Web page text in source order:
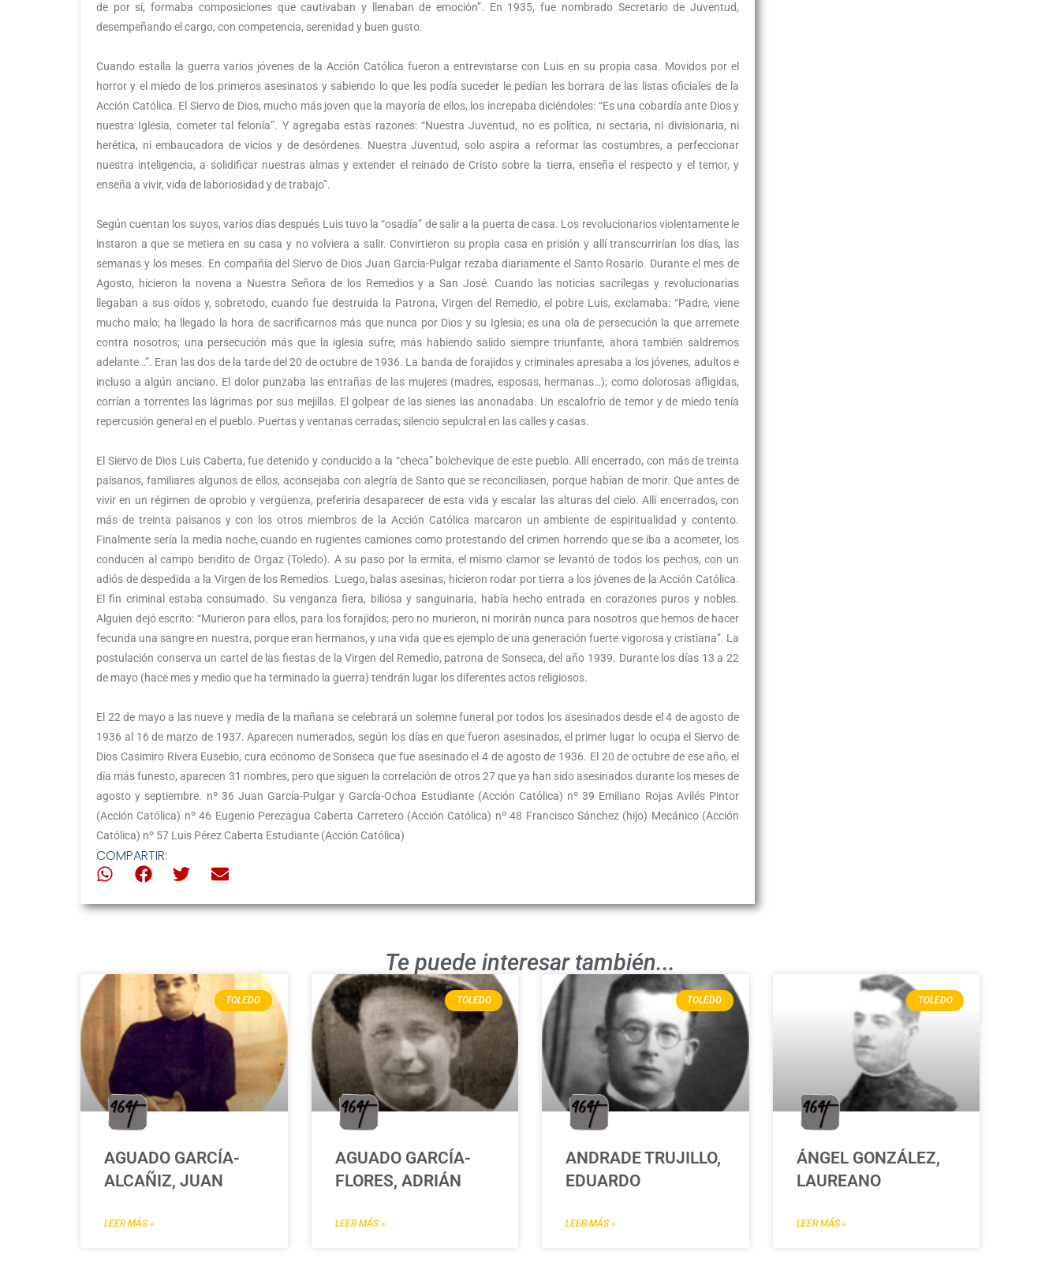
de por sí, formaba composiciones que cautivaban y llenaban de emoción”. En 1935, fue nombrado Secretario de Juventud,
desempeñando el cargo, con competencia, serenidad y buen gusto.
Cuando estalla la guerra varios jóvenes de la Acción Católica fueron a entrevistarse con Luis en su propia casa. Movidos por el
horror y el miedo de los primeros asesinatos y sabiendo lo que les podía suceder le pedían les borrara de las listas oficiales de la
Acción Católica. El Siervo de Dios, mucho más joven que la mayoría de ellos, los increpaba diciéndoles: “Es una cobardía ante Dios y
nuestra Iglesia, cometer tal felonía”. Y agregaba estas razones: “Nuestra Juventud, no es política, ni sectaria, ni divisionaria, ni
herética, ni embaucadora de vicios y de desórdenes. Nuestra Juventud, solo aspira a reformar las costumbres, a perfeccionar
nuestra inteligencia, a solidificar nuestras almas y extender el reinado de Cristo sobre la tierra, enseña el respecto y el temor, y
enseña a vivir, vida de laboriosidad y de trabajo”.
Según cuentan los suyos, varios días después Luis tuvo la “osadía” de salir a la puerta de casa. Los revolucionarios violentamente le
instaron a que se metiera en su casa y no volviera a salir. Convirtieron su propia casa en prisión y allí transcurrirían los días, las
semanas y los meses. En compañía del Siervo de Dios Juan García-Pulgar rezaba diariamente el Santo Rosario. Durante el mes de
Agosto, hicieron la novena a Nuestra Señora de los Remedios y a San José. Cuando las noticias sacrílegas y revolucionarias
llegaban a sus oídos y, sobretodo, cuando fue destruida la Patrona, Virgen del Remedio, el pobre Luis, exclamaba: “Padre, viene
mucho malo; ha llegado la hora de sacrificarnos más que nunca por Dios y su Iglesia; es una ola de persecución la que arremete
contra nosotros; una persecución más que la iglesia sufre; más habiendo salido siempre triunfante, ahora también saldremos
adelante…”. Eran las dos de la tarde del 20 de octubre de 1936. La banda de forajidos y criminales apresaba a los jóvenes, adultos e
incluso a algún anciano. El dolor punzaba las entrañas de las mujeres (madres, esposas, hermanas…); como dolorosas afligidas,
corrían a torrentes las lágrimas por sus mejillas. El golpear de las sienes las anonadaba. Un escalofrío de temor y de miedo tenía
repercusión general en el pueblo. Puertas y ventanas cerradas; silencio sepulcral en las calles y casas.
El Siervo de Dios Luis Caberta, fue detenido y conducido a la “checa” bolchevique de este pueblo. Allí encerrado, con más de treinta
paisanos, familiares algunos de ellos, aconsejaba con alegría de Santo que se reconciliasen, porque habían de morir. Que antes de
vivir en un régimen de oprobio y vergüenza, preferiría desaparecer de esta vida y escalar las alturas del cielo. Allí encerrados, con
más de treinta paisanos y con los otros miembros de la Acción Católica marcaron un ambiente de espiritualidad y contento.
Finalmente sería la media noche, cuando en rugientes camiones como protestando del crimen horrendo que se iba a acometer, los
conducen al campo bendito de Orgaz (Toledo). A su paso por la ermita, el mismo clamor se levantó de todos los pechos, con un
adiós de despedida a la Virgen de los Remedios. Luego, balas asesinas, hicieron rodar por tierra a los jóvenes de la Acción Católica.
El fin criminal estaba consumado. Su venganza fiera, biliosa y sanguinaria, había hecho entrada en corazones puros y nobles.
Alguien dejó escrito: “Murieron para ellos, para los forajidos; pero no murieron, ni morirán nunca para nosotros que hemos de hacer
fecunda una sangre en nuestra, porque eran hermanos, y una vida que es ejemplo de una generación fuerte vigorosa y cristiana”. La
postulación conserva un cartel de las fiestas de la Virgen del Remedio, patrona de Sonseca, del año 1939. Durante los días 13 a 22
de mayo (hace mes y medio que ha terminado la guerra) tendrán lugar los diferentes actos religiosos.
El 22 de mayo a las nueve y media de la mañana se celebrará un solemne funeral por todos los asesinados desde el 4 de agosto de
1936 al 16 de marzo de 1937. Aparecen numerados, según los días en que fueron asesinados, el primer lugar lo ocupa el Siervo de
Dios Casimiro Rivera Eusebio, cura ecónomo de Sonseca que fue asesinado el 4 de agosto de 1936. El 20 de octubre de ese año, el
día más funesto, aparecen 31 nombres, pero que siguen la correlación de otros 27 que ya han sido asesinados durante los meses de
agosto y septiembre. nº 36 Juan García-Pulgar y García-Ochoa Estudiante (Acción Católica) nº 39 Emiliano Rojas Avilés Pintor
(Acción Católica) nº 46 Eugenio Perezagua Caberta Carretero (Acción Católica) nº 48 Francisco Sánchez (hijo) Mecánico (Acción
Católica) nº 57 Luis Pérez Caberta Estudiante (Acción Católica)
COMPARTIR:
Te puede interesar también...
TOLEDO
AGUADO GARCÍA-
ALCAÑIZ, JUAN
LEER MÁS »
TOLEDO
AGUADO GARCÍA-
FLORES, ADRIÁN
LEER MÁS »
TOLEDO
ANDRADE TRUJILLO,
EDUARDO
LEER MÁS »
TOLEDO
ÁNGEL GONZÁLEZ,
LAUREANO
LEER MÁS »